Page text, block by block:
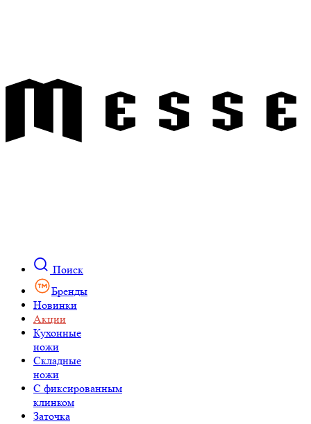
Поиск
Бренды
Новинки
Акции
Кухонные
ножи
Складные
ножи
C фиксированным
клинком
Заточка